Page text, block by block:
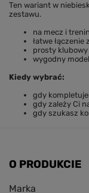
Ten wariant w
zestawu.
na mecz i
łatwe
prosty
wygodny
Kiedy wybrać:
gdy
gdy zależy Ci
gdy szukasz
O PRODUKCIE
Marka